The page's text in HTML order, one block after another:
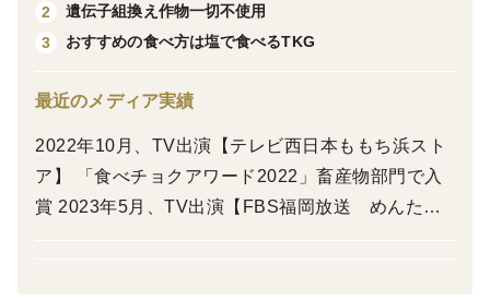
等など、捨てられている食べ物やカスは鶏にとっては良
質な食べ物になり得るのです。
----------------------------
星4つ以上の投稿率（90日間） 100%をいただきました
2
遺伝子組換え作物一切不使用
3
おすすめの食べ方は塩で食べるTKG
最近のメディア実績
2022年10月、TV出演【テレビ西日本ももち浜スト
ア】 「食べチョクアワード2022」畜産物部門で入
賞 2023年5月、TV出演【FBS福岡放送 めんたい